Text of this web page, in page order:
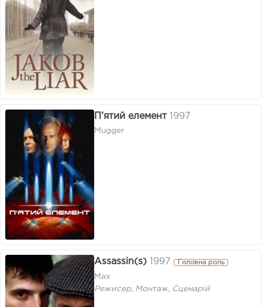
П’ятий елемент 1997
Mugger
Assassin(s) 1997 Головна роль
Max
Режисер, Монтаж, Сценарій